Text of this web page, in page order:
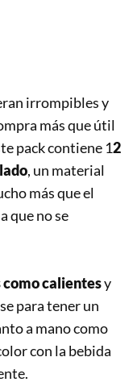
irrompibles y
más que útil
pack contiene 12
, un material
más que el
que no se
calientesy
para tener un
a mano como
con la bebida